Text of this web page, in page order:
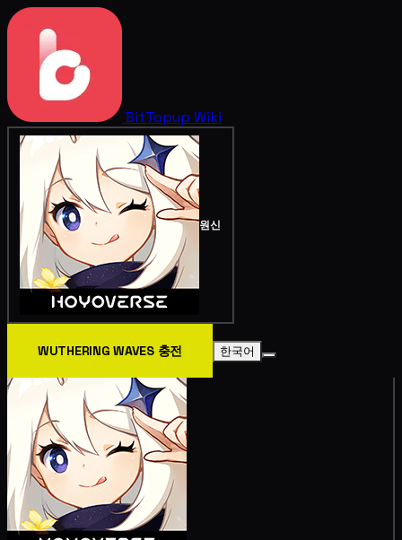
BitTopup Wiki
원신
WUTHERING WAVES 충전 한국어